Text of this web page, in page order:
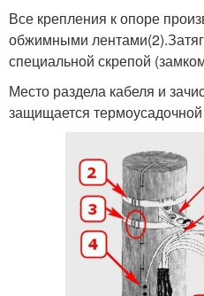
Все крепления к опоре
обжимными
специальной скрепой
Место раздела кабеля и
защищается